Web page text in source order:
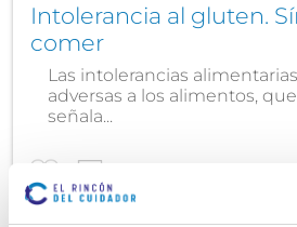
Intolerancia al gluten.
comer
Las intolerancias
adversas a los alimentos,
señala...